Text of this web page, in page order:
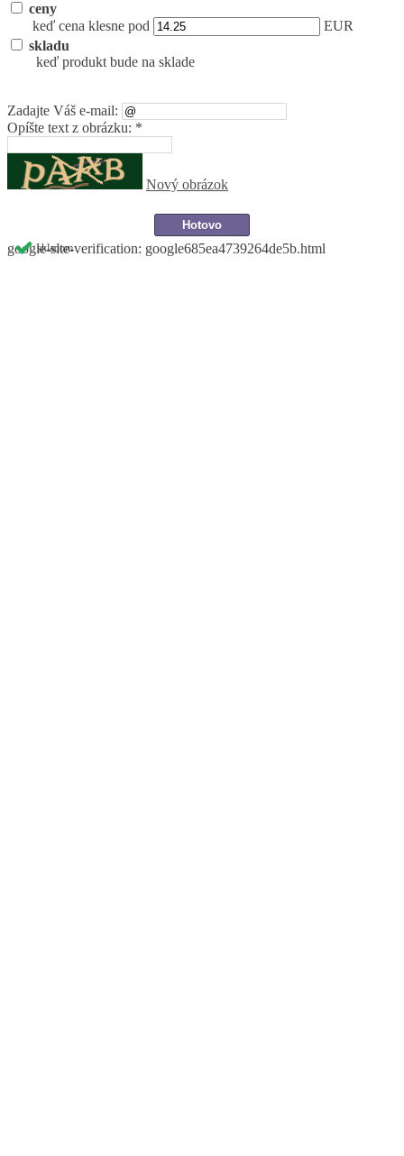
skladom
ceny
keď cena klesne pod
EUR
skladu
keď produkt bude na sklade
Zadajte Váš e-mail:
Opíšte text z obrázku: *
Nový obrázok
google-site-verification: google685ea4739264de5b.html